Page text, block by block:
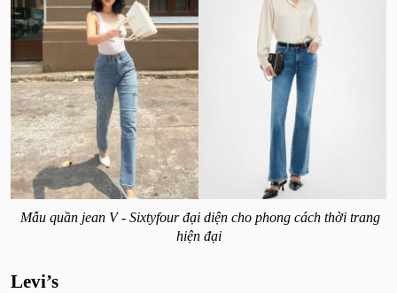
Mẫu quần jean V - Sixtyfour đại diện cho phong cách thời trang
hiện đại
Levi’s